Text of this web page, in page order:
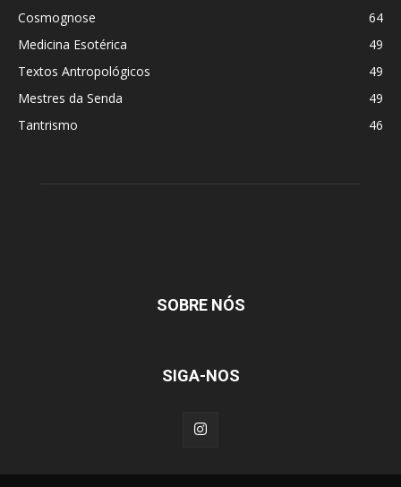
Cosmognose
64
Medicina Esotérica
49
Textos Antropológicos
49
Mestres da Senda
49
Tantrismo
46
SOBRE NÓS
SIGA-NOS